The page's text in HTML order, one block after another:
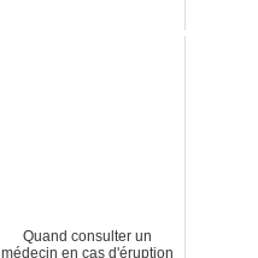
Quand consulter un
médecin en cas d'éruption